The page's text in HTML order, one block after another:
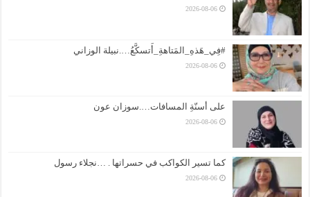
2026-08-06
#فِي_هَذهِ_المَتاهةِ_أَتسكَّعُ….نبيلة الوزاني
2026-08-06
على أسنّةِ المسافات….سوزان عون
2026-08-06
كما تسير الكواكب في حسراتها . …نجلاء رسول
2026-08-06